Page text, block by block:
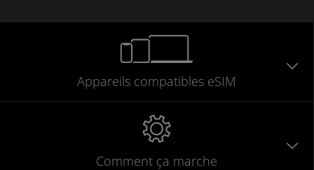
Appareils compatibles eSIM
Comment ça marche